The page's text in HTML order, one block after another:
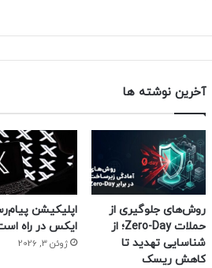
آخرین نوشته ها
روش‌های جلوگیری از
حملات Zero-Day؛ از
شناسایی تهدید تا
کاهش ریسک
اپلیکیشن
ایکس در راه
ژوئن 3, 2026